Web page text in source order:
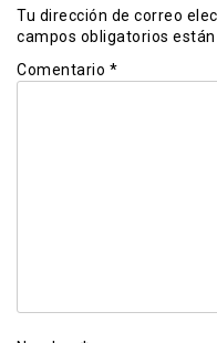
Tu dirección de correo
campos obligatorios
Comentario *